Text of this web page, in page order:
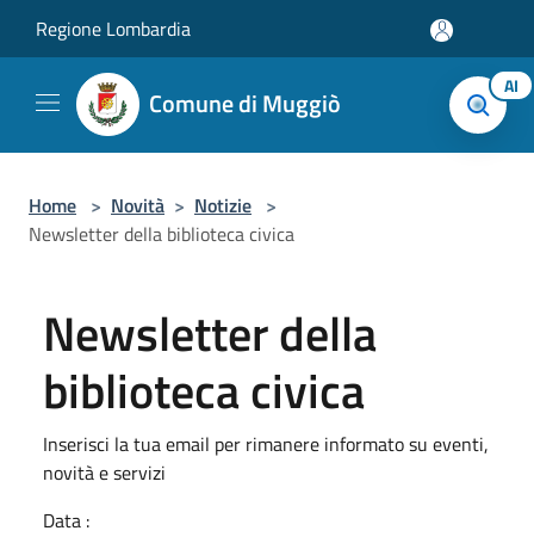
Regione Lombardia
Comune di Muggiò AI
Home > Novità > Notizie >
Newsletter della biblioteca civica
Newsletter della
biblioteca civica
Inserisci la tua email per rimanere informato su eventi,
novità e servizi
Data :